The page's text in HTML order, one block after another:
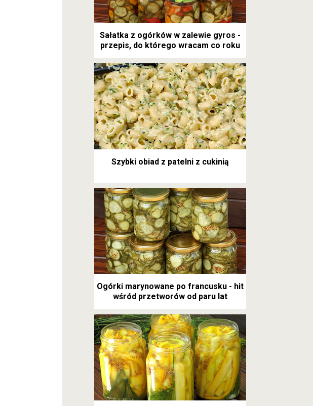
Sałatka z ogórków w zalewie gyros -
przepis, do którego wracam co roku
Szybki obiad z patelni z cukinią
Ogórki marynowane po francusku - hit
wśród przetworów od paru lat